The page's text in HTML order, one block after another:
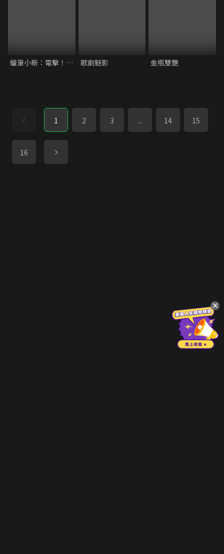
蠟筆小新：電擊！豬蹄大作戰 歌劇魅影 金瓶雙艷
1 2 3 ... 14 15
16